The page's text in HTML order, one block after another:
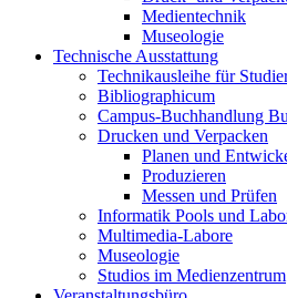
Medientechnik
Museologie
Technische Ausstattung
Technikausleihe für
Bibliographicum
Campus-Buchhandlung
Drucken und Verpacken
Planen und
Produzieren
Messen und Prüfen
Informatik Pools und
Multimedia-Labore
Museologie
Studios im Medienzentrum